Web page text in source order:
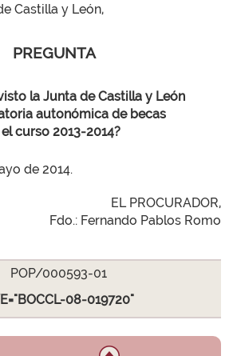
Castilla y León,
PREGUNTA
la Junta de Castilla y León
autonómica de becas
curso 2013-2014?
de 2014.
EL PROCURADOR,
Fdo.: Fernando Pablos Romo
POP/000593-01
08-019720"